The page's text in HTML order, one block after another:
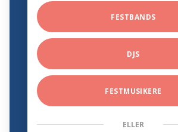
FESTBANDS
DJS
FESTMUSIKERE
ELLER